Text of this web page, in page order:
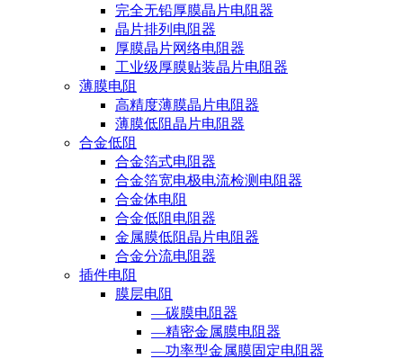
完全无铅厚膜晶片电阻器
晶片排列电阻器
厚膜晶片网络电阻器
工业级厚膜贴装晶片电阻器
薄膜电阻
高精度薄膜晶片电阻器
薄膜低阻晶片电阻器
合金低阻
合金箔式电阻器
合金箔宽电极电流检测电阻器
合金体电阻
合金低阻电阻器
金属膜低阻晶片电阻器
合金分流电阻器
插件电阻
膜层电阻
—碳膜电阻器
—精密金属膜电阻器
—功率型金属膜固定电阻器